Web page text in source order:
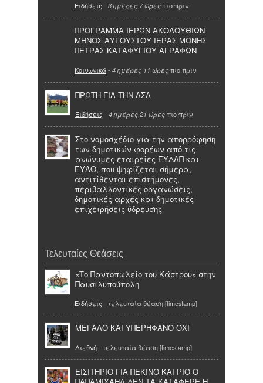
Ειδήσεις - 3 ημέρες 7 ώρες πιο πριν
ΠΡΟΓΡΑΜΜΑ ΙΕΡΩΝ ΑΚΟΛΟΥΘΙΩΝ
ΜΗΝΟΣ ΑΥΓΟΥΣΤΟΥ ΙΕΡΑΣ ΜΟΝΗΣ
ΠΕΤΡΑΣ ΚΑΤΑΦΥΓΙΟΥ ΑΓΡΑΦΩΝ
Κοινωνικά- 4 ημέρες 11 ώρες πιο πριν
ΠΡΩΤΗ ΓΙΑ ΤΗΝ ΑΣΑ
Ειδήσεις - 4 ημέρες 21 ώρες πιο πριν
Στο νομοσχέδιο για την απορρόφηση
των δημοτικών φορέων από τις
ανώνυμες εταιρείες ΕΥΔΑΠ και
ΕΥΑΘ, που ψηφίζεται σήμερα,
αντιτίθενται επιστήμονες,
περιβαλλοντικές οργανώσεις,
δημοτικές αρχές και δημοτικές
επιχειρήσεις ύδρευσης
Τελευταίες Θεάσεις
«Το Παντοπωλείο του Κάστρου» στην
Παυσιλυπούπολη
Ειδήσεις - τελευταία θέαση [timestamp]
ΜΕΓΑΛΟ ΚΑΙ ΥΠΕΡΗΦΑΝΟ ΟΧΙ
Διεθνή- τελευταία θέαση [timestamp]
ΕΙΣΙΤΗΡΙΟ ΓΙΑ ΠΕΚΙΝΟ ΚΑΙ ΡΙΟ Ο